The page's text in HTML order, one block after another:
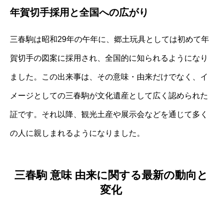
年賀切手採用と全国への広がり
三春駒は昭和29年の午年に、郷土玩具としては初めて年
賀切手の図案に採用され、全国的に知られるようになり
ました。この出来事は、その意味・由来だけでなく、イ
メージとしての三春駒が文化遺産として広く認められた
証です。それ以降、観光土産や展示会などを通じて多く
の人に親しまれるようになりました。
三春駒 意味 由来に関する最新の動向と
変化